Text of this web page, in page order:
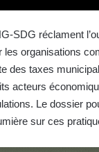
SDG réclament
les organisations
des taxes
acteurs
Le dossier
sur ces